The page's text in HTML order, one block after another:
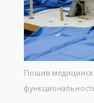
Пошив